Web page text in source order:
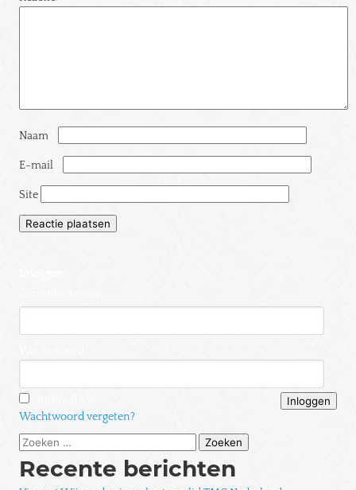
Naam
E-mail
Site
Wachtwoord vergeten?
Zoeken
Recente berichten